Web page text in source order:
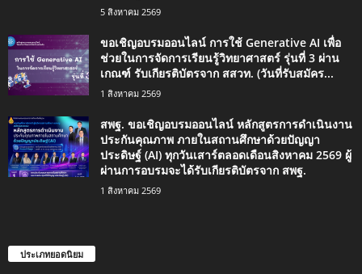
5 สิงหาคม 2569
ขอเชิญอบรมออนไลน์ การใช้ Generative AI เพื่อ
ช่วยในการจัดการเรียนรู้วิทยาศาสตร์ รุ่นที่ 3 ผ่าน
เกณฑ์ รับเกียรติบัตรจาก สสวท. (วันที่รับสมัคร...
1 สิงหาคม 2569
สพฐ. ขอเชิญอบรมออนไลน์ หลักสูตรการดำเนินงาน
ประกันคุณภาพ ภายในสถานศึกษาด้วยปัญญา
ประดิษฐ์ (AI) ทุกวันเสาร์ตลอดเดือนสิงหาคม 2569 ผู้
ผ่านการอบรมจะได้รับเกียรติบัตรจาก สพฐ.
1 สิงหาคม 2569
ประเภทยอดนิยม